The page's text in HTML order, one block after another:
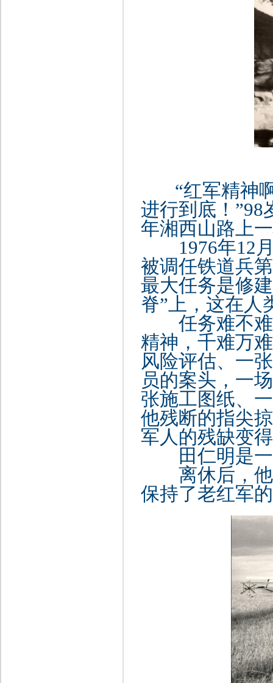
“红军精神
进行到底！”98
年湘西山路上
1976年12
被调任铁道兵
最大任务是修
脊”上，这在人
任务难不难
精神，千难万
风险评估、一
员的案头，一
张施工图纸、
他残断的指尖
军人的残缺变
田仁明是一
离休后，他
保持了老红军